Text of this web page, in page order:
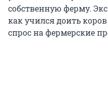
собственную ферму.
как учился доить
спрос на фермерские